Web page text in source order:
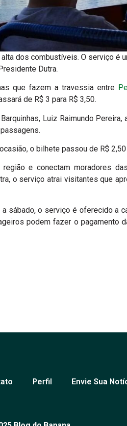
dos combustíveis. O serviço é
Dutra.
que fazem a travessia entre
de R$ 3 para R$ 3,50.
Luiz Raimundo
o bilhete passou de R$ 2,50
e conectam moradores
o serviço atrai visitantes que
sábado, o serviço é oferecido a
podem fazer o pagamento
Perfil Envie Sua